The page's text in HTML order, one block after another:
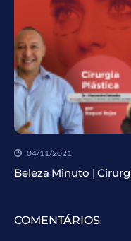
04/11/2021
Beleza Minuto |
COMENTÁRIOS